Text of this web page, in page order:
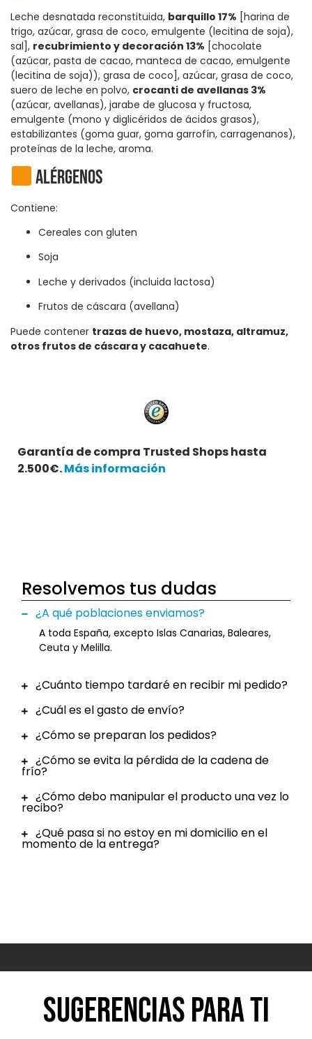
Leche desnatada reconstituida, barquillo 17% [harina de
trigo, azúcar, grasa de coco, emulgente (lecitina de soja),
sal], recubrimiento y decoración 13% [chocolate
(azúcar, pasta de cacao, manteca de cacao, emulgente
(lecitina de soja)), grasa de coco], azúcar, grasa de coco,
suero de leche en polvo, crocanti de avellanas 3%
(azúcar, avellanas), jarabe de glucosa y fructosa,
emulgente (mono y diglicéridos de ácidos grasos),
estabilizantes (goma guar, goma garrofín, carragenanos),
proteínas de la leche, aroma.
Alérgenos
Contiene:
Cereales con gluten
Soja
Leche y derivados (incluida lactosa)
Frutos de cáscara (avellana)
Puede contener trazas de huevo, mostaza, altramuz,
otros frutos de cáscara y cacahuete.
Garantía de compra Trusted Shops hasta
2.500€.Más información
Resolvemos tus dudas
¿A qué poblaciones enviamos?
A toda España, excepto Islas Canarias, Baleares,
Ceuta y Melilla.
¿Cuánto tiempo tardaré en recibir mi pedido?
¿Cuál es el gasto de envío?
¿Cómo se preparan los pedidos?
¿Cómo se evita la pérdida de la cadena de
frío?
¿Cómo debo manipular el producto una vez lo
recibo?
¿Qué pasa si no estoy en mi domicilio en el
momento de la entrega?
Sugerencias para ti